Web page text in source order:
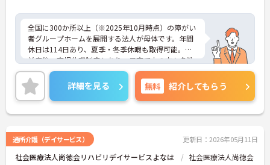
全国に300か所以上（※2025年10月時点）の障がい
者グループホームを展開する法人が母体です。年間
休日は114日あり、夏季・冬季休暇も取得可能。産
前産後・育児休暇制度もあり、子育て中の方も多数
活躍中で、ワークライフバランスを大切にしながら
働ける環境が整っています。研修制度や外部勉強会
の受講支援もあり、スキルアップもしっかりサポー
ト。将来的には管理者やエリアマネージャーへのキ
ャリアアップも目指せます。20代から60代まで幅広
の職場です。介護経験を活かしたい方、福祉の資格
をお持ちの方、安定した法人でキャリアを築きたい
方におすすめです。
詳細を見る 無料 紹介してもらう
通所介護（デイサービス） 更新日：2026年05月11日
社会医療法人尚徳会リハビリデイサービスよなは 社会医療法人尚徳会